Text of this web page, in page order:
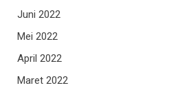
Juni 2022
Mei 2022
April 2022
Maret 2022